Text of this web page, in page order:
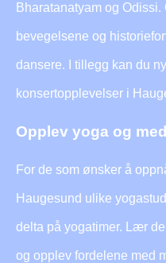
Bharatanatyam og
bevegelsene og
dansere. I tillegg kan du
konsertopplevelser i
Opplev yoga og
For de som ønsker å
Haugesund ulike
delta på yogatimer. Lær
og opplev fordelene med